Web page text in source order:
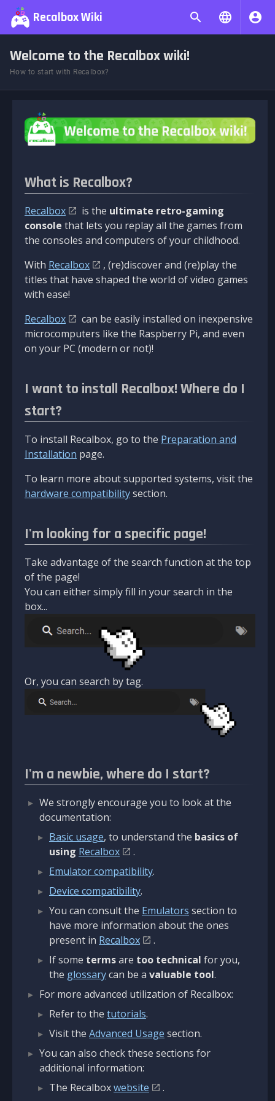
Recalbox Wiki
Welcome to the Recalbox wiki!
How to start with Recalbox?
What is Recalbox?
Recalbox is the ultimate retro-gaming
console that lets you replay all the games from
the consoles and computers of your childhood.
With Recalbox
, (re)discover and (re)play the
titles that have shaped the world of video games
with ease!
Recalbox
can be easily installed on inexpensive
microcomputers like the Raspberry Pi, and even
on your PC (modern or not)!
I want to install Recalbox! Where do I
start?
To install Recalbox, go to the Preparation and
Installation page.
To learn more about supported systems, visit the
hardware compatibilitysection.
I'm looking for a specific page!
Take advantage of the search function at the top
of the page!
You can either simply fill in your search in the
box...
Or, you can search by tag.
I'm a newbie, where do I start?
We strongly encourage you to look at the
documentation:
Basic usage, to understand the basics of
using Recalbox
.
Emulator compatibility.
Device compatibility.
You can consult the Emulators section to
have more information about the ones
present in Recalbox
.
If some termsare too technical for you,
the glossarycan be a valuable tool.
For more advanced utilization of Recalbox:
Refer to the tutorials.
Visit the Advanced Usage section.
You can also check these sections for
additional information:
The Recalboxwebsite
.